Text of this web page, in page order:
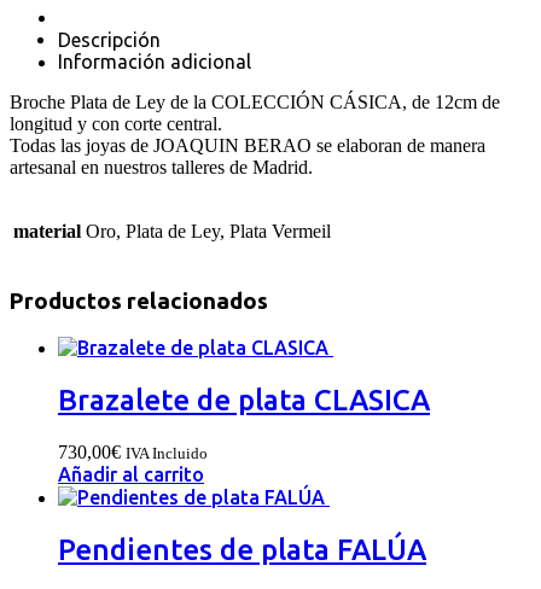
cantidad
Descripción
Información adicional
Broche Plata de Ley de la COLECCIÓN CÁSICA, de 12cm de
longitud y con corte central.
Todas las joyas de JOAQUIN BERAO se elaboran de manera
artesanal en nuestros talleres de Madrid.
material Oro, Plata de Ley, Plata Vermeil
Productos relacionados
Brazalete de plata CLASICA
730,00€ IVA Incluido
Añadir al carrito
Pendientes de plata FALÚA